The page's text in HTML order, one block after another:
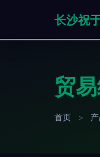
长沙祝
贸
首页 >